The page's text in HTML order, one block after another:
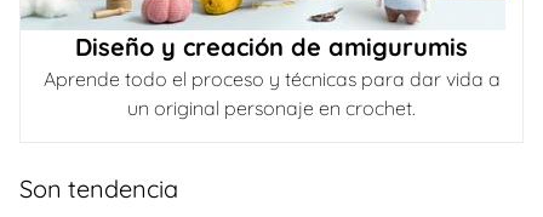
Diseño y creación de amigurumis
Aprende todo el proceso y técnicas para dar vida a
un original personaje en crochet.
Son tendencia